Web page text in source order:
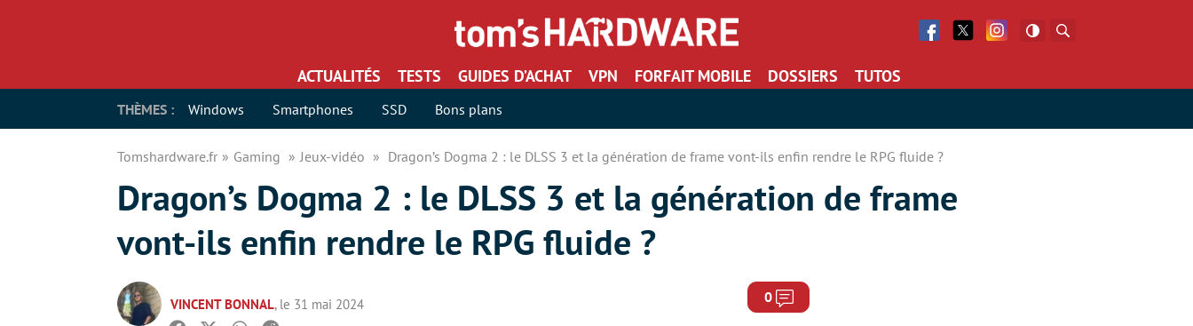
Facebook
Twitter Facebook
ACTUALITÉS TESTS GUIDES D’ACHAT VPN FORFAIT MOBILE DOSSIERS TUTOS
THÈMES : Windows Smartphones SSD Bons plans
Tomshardware.fr Gaming Jeux-vidéo Dragon’s Dogma 2 : le DLSS 3 et la génération de frame vont-ils enfin rendre le RPG fluide ?
Dragon’s Dogma 2 : le DLSS 3 et la génération de frame
vont-ils enfin rendre le RPG fluide ?
VINCENT BONNAL, le 31 mai 2024 0 Commentaires